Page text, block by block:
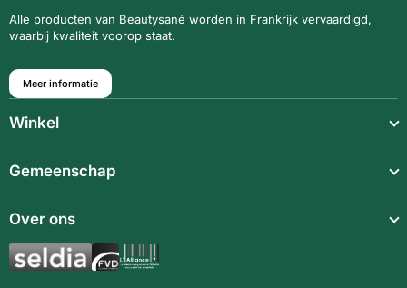
Alle producten van Beautysané worden in Frankrijk vervaardigd,
waarbij kwaliteit voorop staat.
Meer informatie
Winkel
Voedings supplementen
Aromatische synergieën
Gemeenschap
Over ons